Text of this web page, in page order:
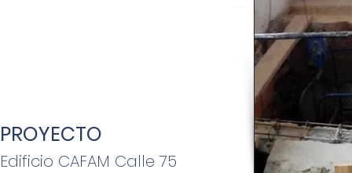
PROYECTO
Edificio CAFAM Calle 75